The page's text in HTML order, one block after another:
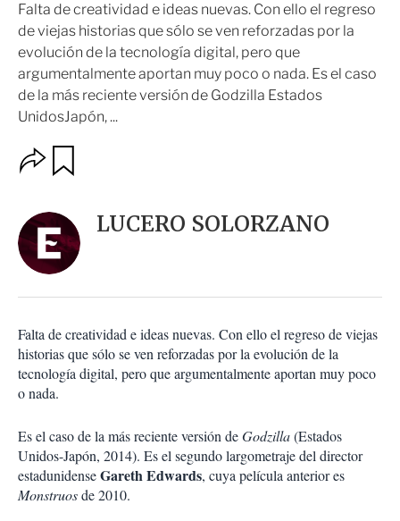
ó
Falta de creatividad e ideas nuevas. Con ello el regreso
de viejas historias que sólo se ven reforzadas por la
evolución de la tecnología digital, pero que
argumentalmente aportan muy poco o nada. Es el caso
de la más reciente versión de Godzilla Estados
UnidosJapón, ...
O
p
n
e
s
o
m
p
a
i
r
a
r
LUCERO SOLORZANO
Falta de creatividad e ideas nuevas. Con ello el regreso de viejas
historias que sólo se ven reforzadas por la evolución de la
tecnología digital, pero que argumentalmente aportan muy poco
o nada.
Es el caso de la más reciente versión deGodzilla(Estados
Unidos-Japón, 2014). Es el segundo largometraje del director
estadunidenseGareth Edwards, cuya película anterior es
Monstruosde 2010.